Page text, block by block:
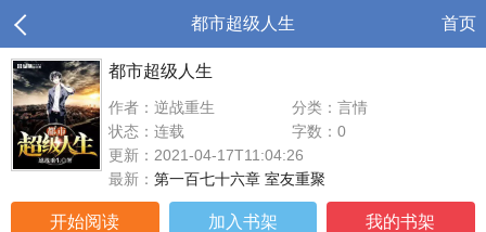
都市超级人生 首页
都市超级人生
作者：逆战重生
分类：言情
状态：连载
字数：0
更新：2021-04-17T11:04:26
最新： 第一百七十六章 室友重聚
开始阅读 加入书架 我的书架